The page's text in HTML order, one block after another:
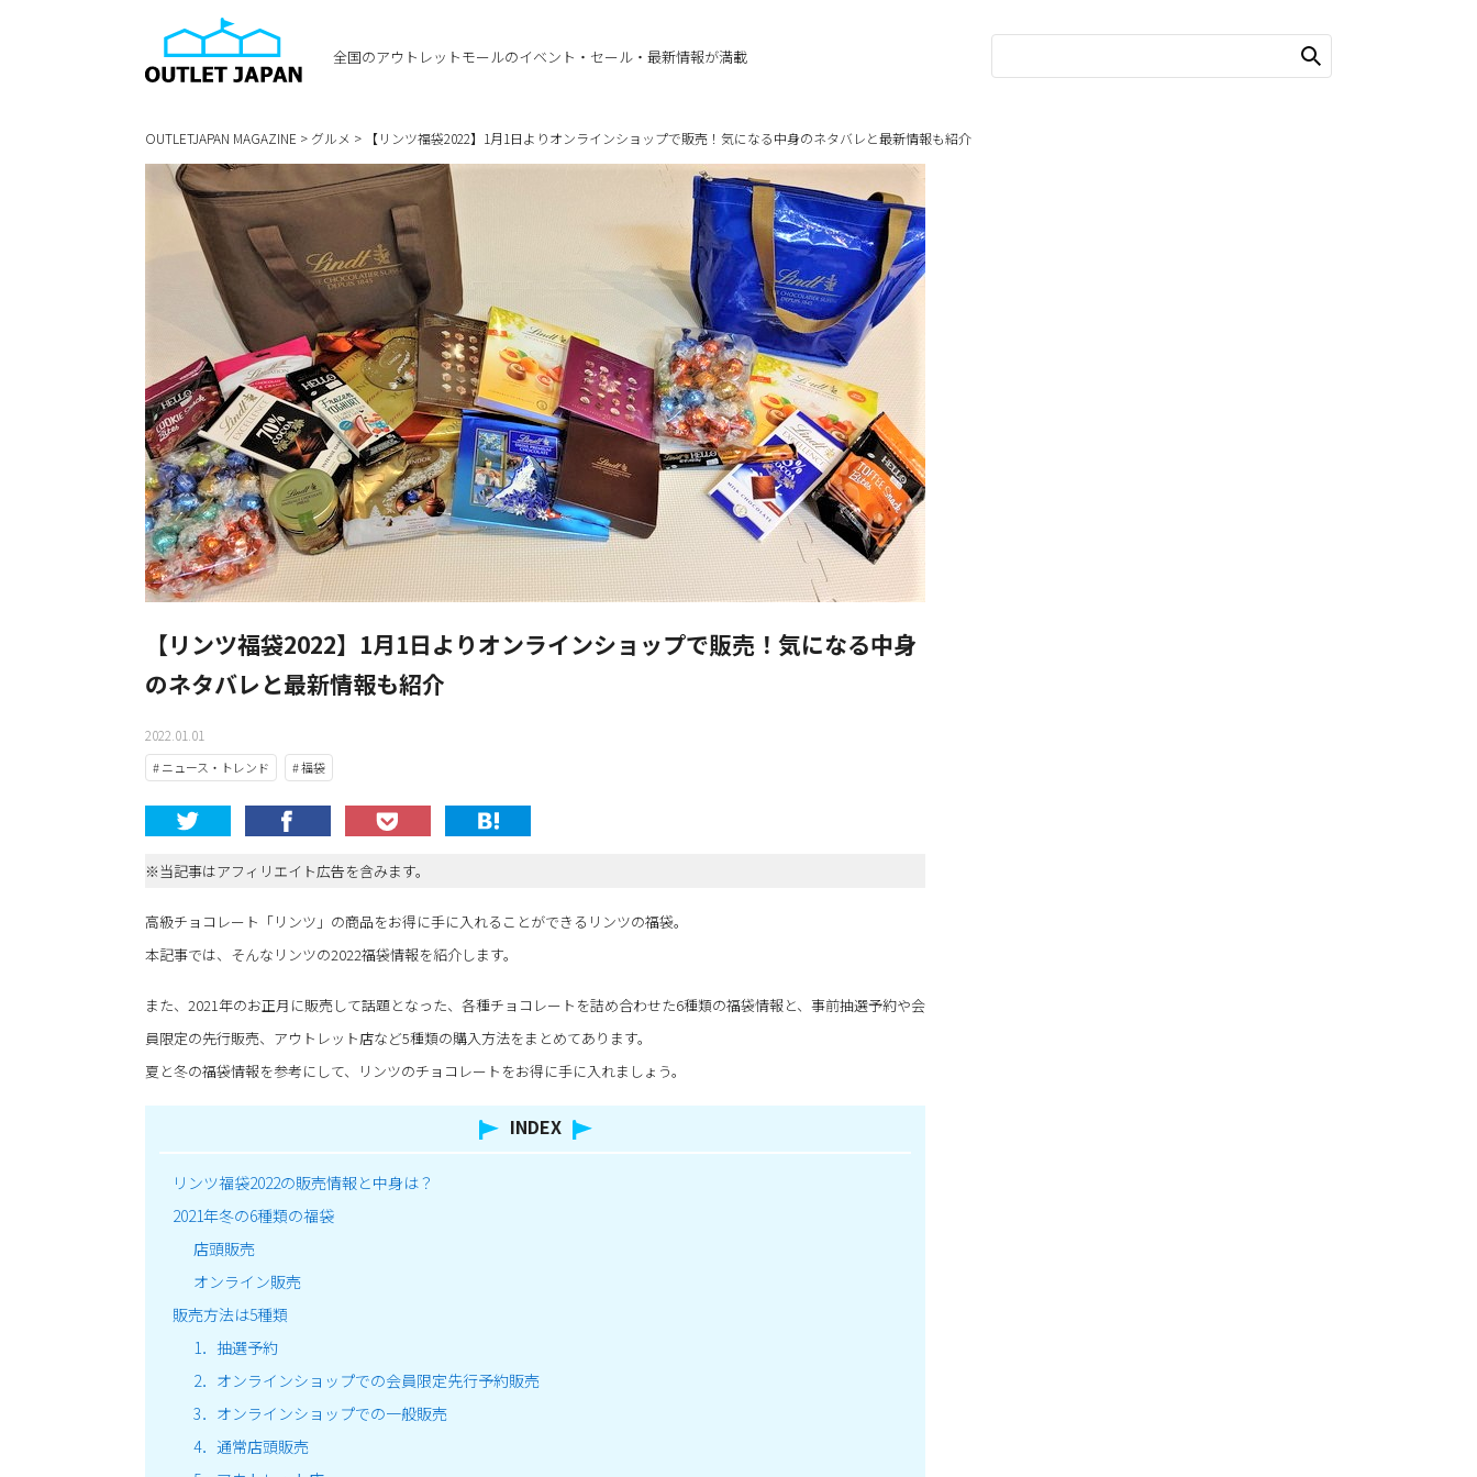
全国のアウトレットモールのイベント・セール・最新情報が満載
OUTLETJAPAN MAGAZINE > グルメ > 【リンツ福袋2022】1月1日よりオンラインショップで販売！気になる中身のネタバレと最新情報も紹介
【リンツ福袋2022】1月1日よりオンラインショップで販売！気になる中身
のネタバレと最新情報も紹介
2022.01.01
# ニュース・トレンド # 福袋
※当記事はアフィリエイト広告を含みます。
高級チョコレート「リンツ」の商品をお得に手に入れることができるリンツの福袋。
本記事では、そんなリンツの2022福袋情報を紹介します。
また、2021年のお正月に販売して話題となった、各種チョコレートを詰め合わせた6種類の福袋情報と、事前抽選予約や会
員限定の先行販売、アウトレット店など5種類の購入方法をまとめてあります。
夏と冬の福袋情報を参考にして、リンツのチョコレートをお得に手に入れましょう。
INDEX
リンツ福袋2022の販売情報と中身は？
2021年冬の6種類の福袋
店頭販売
オンライン販売
販売方法は5種類
1．抽選予約
2．オンラインショップでの会員限定先行予約販売
3．オンラインショップでの一般販売
4．通常店頭販売